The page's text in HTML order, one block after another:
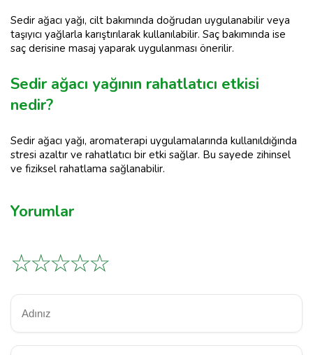
Sedir ağacı yağı, cilt bakımında doğrudan uygulanabilir veya
taşıyıcı yağlarla karıştırılarak kullanılabilir. Saç bakımında ise
saç derisine masaj yaparak uygulanması önerilir.
Sedir ağacı yağının rahatlatıcı etkisi
nedir?
Sedir ağacı yağı, aromaterapi uygulamalarında kullanıldığında
stresi azaltır ve rahatlatıcı bir etki sağlar. Bu sayede zihinsel
ve fiziksel rahatlama sağlanabilir.
Yorumlar
☆
☆
☆
☆
☆